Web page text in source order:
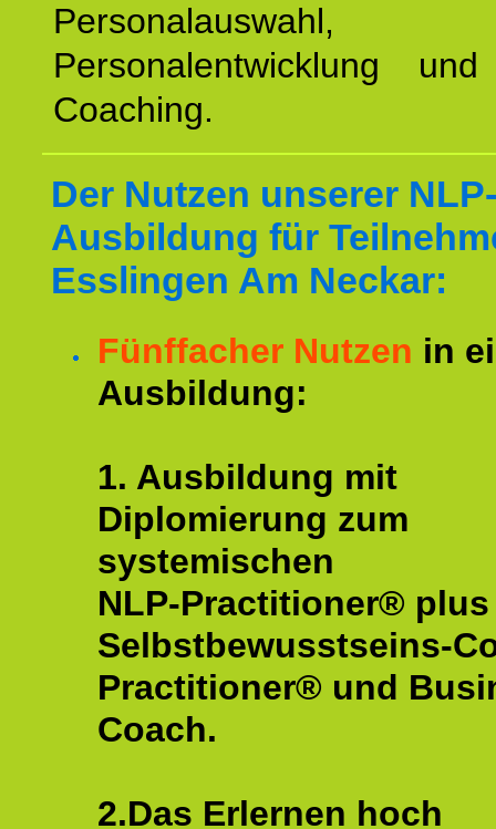
Personalauswahl,
Personalentwicklung
Coaching.
Der Nutzen unserer
Ausbildung für
Esslingen Am Neckar:
Fünffacher Nutzen in
Ausbildung:
1. Ausbildung mit
Diplomierung zum
systemischen
NLP-Practitioner® plus
Selbstbewusstseins-
Practitioner® und
Coach.
2.Das Erlernen hoch